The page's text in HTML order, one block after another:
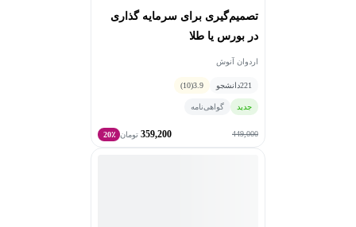
تصمیم‌گیری برای سرمایه گذاری
در بورس یا طلا
اردوان آنوش
221دانشجو 3.9
(10)
جدید گواهی‌نامه
449,000
359,200 تومان 20٪